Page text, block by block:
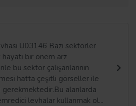
U03146 Bazı sektörler
bir önem arz
bu sektör çalışanlarının
hatta çeşitli görseller ile
gerekmektedir.Bu alanlarda
levhalar kullanmak ol...